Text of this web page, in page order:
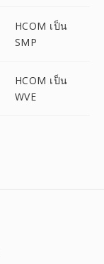
HCOM เป็น
SMP
HCOM เป็น
WVE